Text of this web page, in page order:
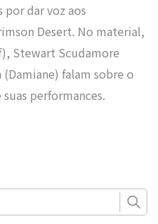
por dar voz aos
Desert. No material,
Stewart Scudamore
(Damiane) falam sobre o
performances.